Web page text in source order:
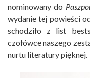
nominowany do
wydanie tej powieści
schodziło z list
czołówce naszego
nurtu literatury pięknej.